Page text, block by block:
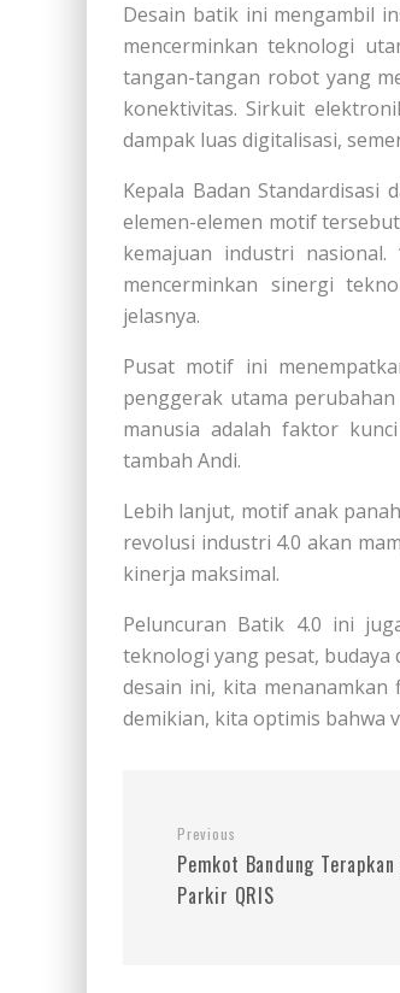
Desain batik ini mengambil
mencerminkan teknologi
tangan-tangan robot yang
konektivitas. Sirkuit
dampak luas digitalisasi,
Kepala Badan Standardisasi
elemen-elemen motif
kemajuan industri
mencerminkan sinergi
jelasnya.
Pusat motif ini
penggerak utama
manusia adalah faktor
tambah Andi.
Lebih lanjut, motif anak
revolusi industri 4.0 akan
kinerja maksimal.
Peluncuran Batik 4.0 ini
teknologi yang pesat, budaya
desain ini, kita
demikian, kita optimis bahwa
Previous
Pemkot Bandung Terapkan
Parkir QRIS